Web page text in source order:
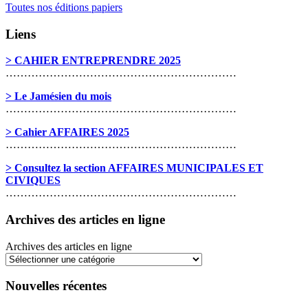
Toutes nos éditions papiers
Liens
> CAHIER ENTREPRENDRE 2025
………………………………………………………
> Le Jamésien du mois
………………………………………………………
> Cahier AFFAIRES 2025
………………………………………………………
> Consultez la section AFFAIRES MUNICIPALES ET
CIVIQUES
………………………………………………………
Archives des articles en ligne
Archives des articles en ligne
Nouvelles récentes